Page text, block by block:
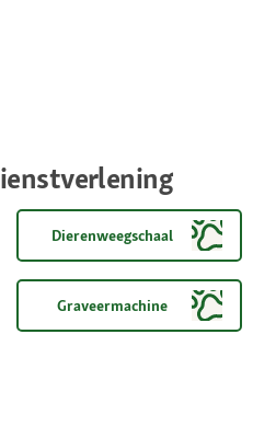
Dierenweegschaal
Graveermachine